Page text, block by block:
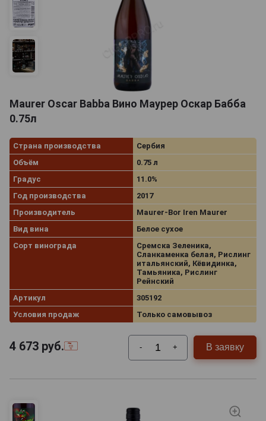
Maurer Oscar Babba Вино Маурер Оскар Бабба
0.75л
Страна производства
Сербия
Объём
0.75 л
Градус
11.0%
Год производства
2017
Производитель
Maurer-Bor Iren Maurer
Вид вина
Белое сухое
Сорт винограда
Сремска Зеленика,
Сланкаменка белая, Рислинг
итальянский, Кёвидинка,
Тамьяника, Рислинг
Рейнский
Артикул
305192
Условия продаж
Только самовывоз
4 673 руб. - + В заявку